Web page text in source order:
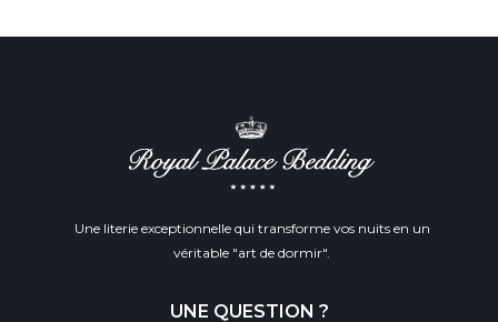
Une literie exceptionnelle qui transforme vos nuits en un
véritable "art de dormir".
UNE QUESTION ?